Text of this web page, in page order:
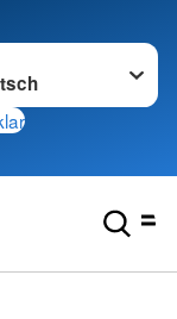
wechseln zu